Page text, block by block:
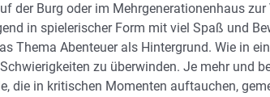
der Burg oder im Mehrgenerationenhaus zur
in spielerischer Form mit viel Spaß und
Thema Abenteuer als Hintergrund. Wie in
zu überwinden. Je mehr und
die in kritischen Momenten auftauchen,